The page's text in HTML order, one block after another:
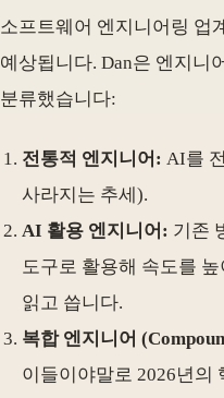
소프트웨어 엔지니어링 업
예상됩니다. Dan은 엔지니
분류했습니다:
전통적 엔지니어: AI를
사라지는 추세).
AI 활용 엔지니어: 기존
도구로 활용해 속도를
읽고 씁니다.
복합 엔지니어
이들이야말로 2026년의